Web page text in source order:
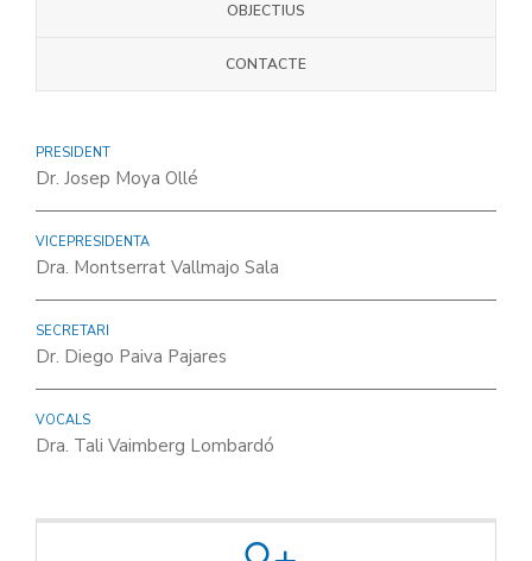
OBJECTIUS
CONTACTE
PRESIDENT
Dr. Josep Moya Ollé
VICEPRESIDENTA
Dra. Montserrat Vallmajo Sala
SECRETARI
Dr. Diego Paiva Pajares
VOCALS
Dra. Tali Vaimberg Lombardó